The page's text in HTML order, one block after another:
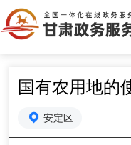
国有农用地的
安定区